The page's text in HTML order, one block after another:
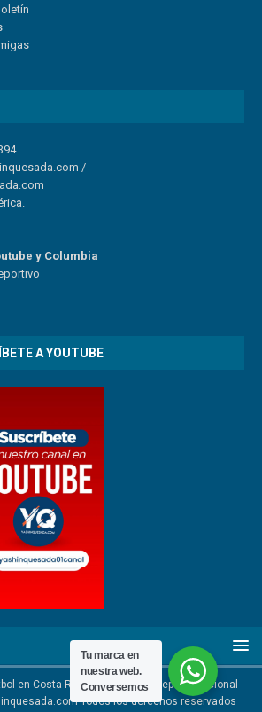
/
y Columbia
A YOUTUBE
en Costa Rica | Noticias del deporte nacional
Todos los derechos reservados
Tu marca en
nuestra web.
Conversemos